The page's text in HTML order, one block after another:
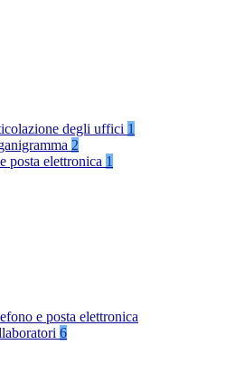
degli uffici 1
2
posta elettronica 1
e posta elettronica
6